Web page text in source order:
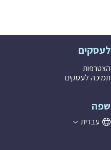
לעסקים
הצטרפות
תמיכה לעסקים
שפה
עברית